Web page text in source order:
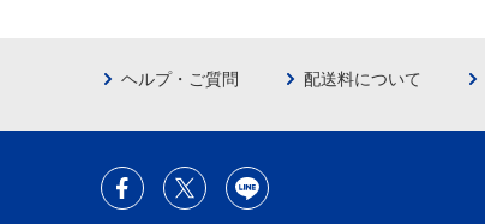
ヘルプ・ご質問 配送料について